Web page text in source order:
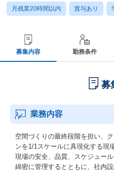
月残業20時間以内 賞与あり
募集内容 勤務条件
募
業務内容
空間づくりの最終段階を担い、
ンを1/1スケールに具現化する現
現場の安全、品質、スケジュー
綿密に管理するとともに、社内